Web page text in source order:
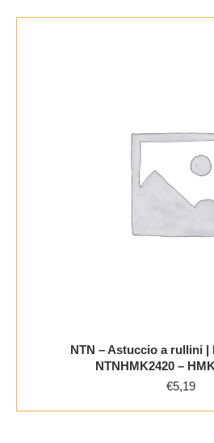
NTN – Astuccio a rullini |
NTNHMK2420 –
€5,19